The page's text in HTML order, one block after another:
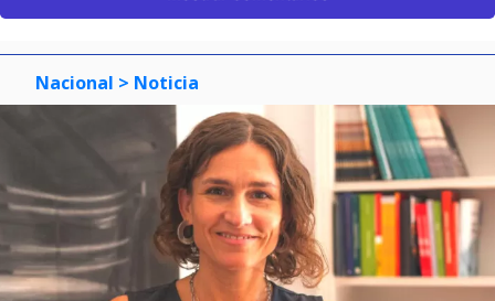
Nacional > Noticia